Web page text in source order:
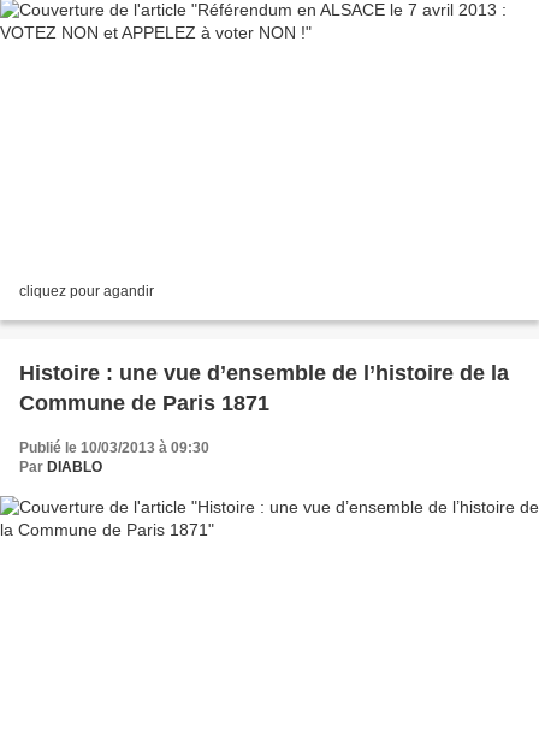
cliquez pour agandir
Histoire : une vue d’ensemble de l’histoire de la
Commune de Paris 1871
Publié le 10/03/2013 à 09:30
Par DIABLO